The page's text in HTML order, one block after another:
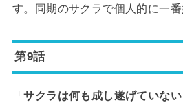
す。同期のサクラで個人的に一番
第9話
「サクラは何も成し遂げていな